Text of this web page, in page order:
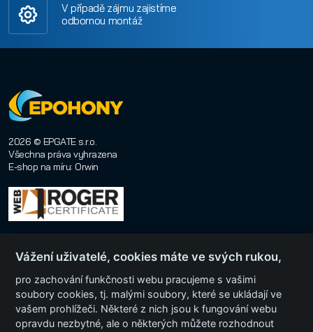
V případě zájmu zajistíme
odbornou montáž
2026 © EPGATE s.r.o.
Všechna práva vyhrazena
E-shop na míru: Orwin
Menu
Vážení uživatelé, cookies máte ve svých rukou,
pro zachování funkčnosti webu pracujeme s vašimi
soubory cookies, tj. malými soubory, které se ukládají ve
vašem prohlížeči. Některé z nich jsou k fungování webu
opravdu nezbytné, ale o některých můžete rozhodnout